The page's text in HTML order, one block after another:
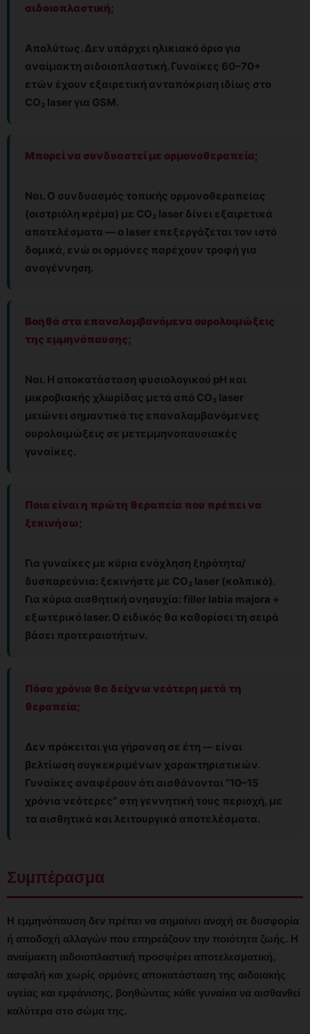
αιδοιοπλαστική;
Απολύτως. Δεν υπάρχει ηλικιακό όριο για
αναίμακτη αιδοιοπλαστική. Γυναίκες 60–70+
ετών έχουν εξαιρετική ανταπόκριση ιδίως στο
CO₂ laser για GSM.
Μπορεί να συνδυαστεί με ορμονοθεραπεία;
Ναι. Ο συνδυασμός τοπικής ορμονοθεραπείας
(οιστριόλη κρέμα) με CO₂ laser δίνει εξαιρετικά
αποτελέσματα — ο laser επεξεργάζεται τον ιστό
δομικά, ενώ οι ορμόνες παρέχουν τροφή για
αναγέννηση.
Βοηθά στα επαναλαμβανόμενα ουρολοιμώξεις
της εμμηνόπαυσης;
Ναι. Η αποκατάσταση φυσιολογικού pH και
μικροβιακής χλωρίδας μετά από CO₂ laser
μειώνει σημαντικά τις επαναλαμβανόμενες
ουρολοιμώξεις σε μετεμμηνοπαυσιακές
γυναίκες.
Ποια είναι η πρώτη θεραπεία που πρέπει να
ξεκινήσω;
Για γυναίκες με κύρια ενόχληση ξηρότητα/
δυσπαρεύνια: ξεκινήστε με CO₂ laser (κολπικό).
Για κύρια αισθητική ανησυχία: filler labia majora +
εξωτερικό laser. Ο ειδικός θα καθορίσει τη σειρά
βάσει προτεραιοτήτων.
Πόσα χρόνια θα δείχνω νεότερη μετά τη
θεραπεία;
Δεν πρόκειται για γήρανση σε έτη — είναι
βελτίωση συγκεκριμένων χαρακτηριστικών.
Γυναίκες αναφέρουν ότι αισθάνονται “10–15
χρόνια νεότερες” στη γεννητική τους περιοχή, με
τα αισθητικά και λειτουργικά αποτελέσματα.
Συμπέρασμα
Η εμμηνόπαυση δεν πρέπει να σημαίνει ανοχή σε δυσφορία
ή αποδοχή αλλαγών που επηρεάζουν την ποιότητα ζωής. Η
αναίμακτη αιδοιοπλαστική προσφέρει αποτελεσματική,
ασφαλή και χωρίς ορμόνες αποκατάσταση της αιδοιακής
υγείας και εμφάνισης, βοηθώντας κάθε γυναίκα να αισθανθεί
καλύτερα στο σώμα της.